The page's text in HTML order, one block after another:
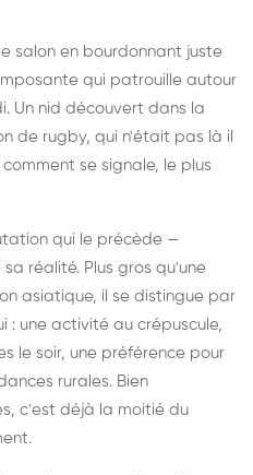
salon en bourdonnant juste
qui patrouille autour
Un nid découvert dans la
de rugby, qui n'était pas là il
se signale, le plus
qui le précède —
réalité. Plus gros qu'une
asiatique, il se distingue par
: une activité au crépuscule,
le soir, une préférence pour
rurales. Bien
c'est déjà la moitié du